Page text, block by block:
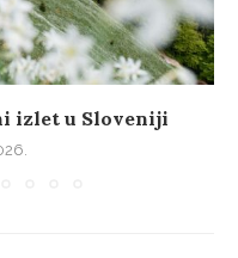
izlet u Sloveniji